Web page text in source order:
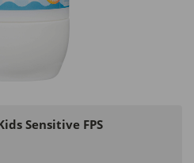
Sensitive FPS